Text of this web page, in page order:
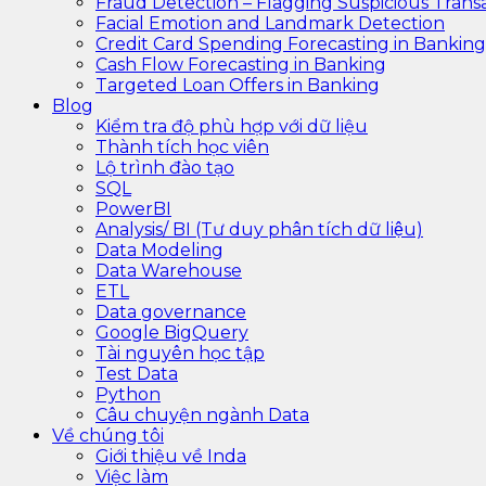
Facial Emotion and Landmark Detection
Credit Card Spending Forecasting in Banking
Cash Flow Forecasting in Banking
Targeted Loan Offers in Banking
Blog
Kiểm tra độ phù hợp với dữ liệu
Thành tích học viên
Lộ trình đào tạo
SQL
PowerBI
Analysis/ BI (Tư duy phân tích dữ liệu)
Data Modeling
Data Warehouse
ETL
Data governance
Google BigQuery
Tài nguyên học tập
Test Data
Python
Câu chuyện ngành Data
Về chúng tôi
Giới thiệu về Inda
Việc làm